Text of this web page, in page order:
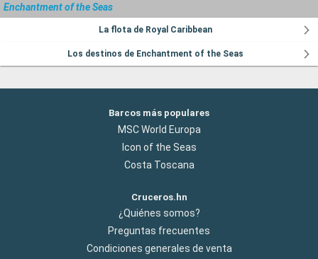
Enchantment of the Seas
La flota de Royal Caribbean
Los destinos de Enchantment of the Seas
Barcos más populares
MSC World Europa
Icon of the Seas
Costa Toscana
Cruceros.hn
¿Quiénes somos?
Preguntas frecuentes
Condiciones generales de venta